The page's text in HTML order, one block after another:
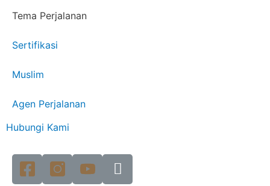
Tema Perjalanan
Sertifikasi
Muslim
Agen Perjalanan
Hubungi Kami